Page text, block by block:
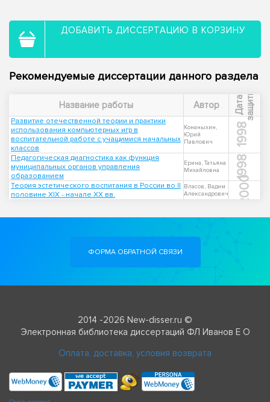
ДОБАВИТЬ ДИССЕРТАЦИЮ В КОРЗИНУ
Рекомендуемые диссертации данного раздела
Название работы Автор Д
а
т
а
з
а
щ
и
т ы
Развитие отечественной теории и практики
использования компьютерных игр в
воспитательной работе с учащимися начальных
классов
Конаныхин,
Юрий
Павлович
1998
Педагогическая диагностика как функция
муниципальных органов управления
образованием
Ерина, Татьяна
Михайловна
1998
Теория эстетического воспитания в России во II
половине XIX - начале XX вв.
Власов, Вадим
Александрович
2000
ФОРМА ОБРАТНОЙ СВЯЗИ
2014 -2026 New-disser.ru ©
Электронная библиотека диссертаций ФЛ Иванов Е О
Оплата, доставка, условия возврата